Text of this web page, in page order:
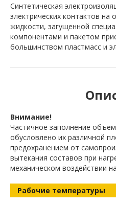
Синтетическая
электрических контактов на
жидкости, загущенной
компонентами и пакетом
большинством пластмасс и
Внимание!
Частичное заполнение
обусловлено их различной
предохранением от
вытекания составов при
механическом воздействии
Рабочие температуры